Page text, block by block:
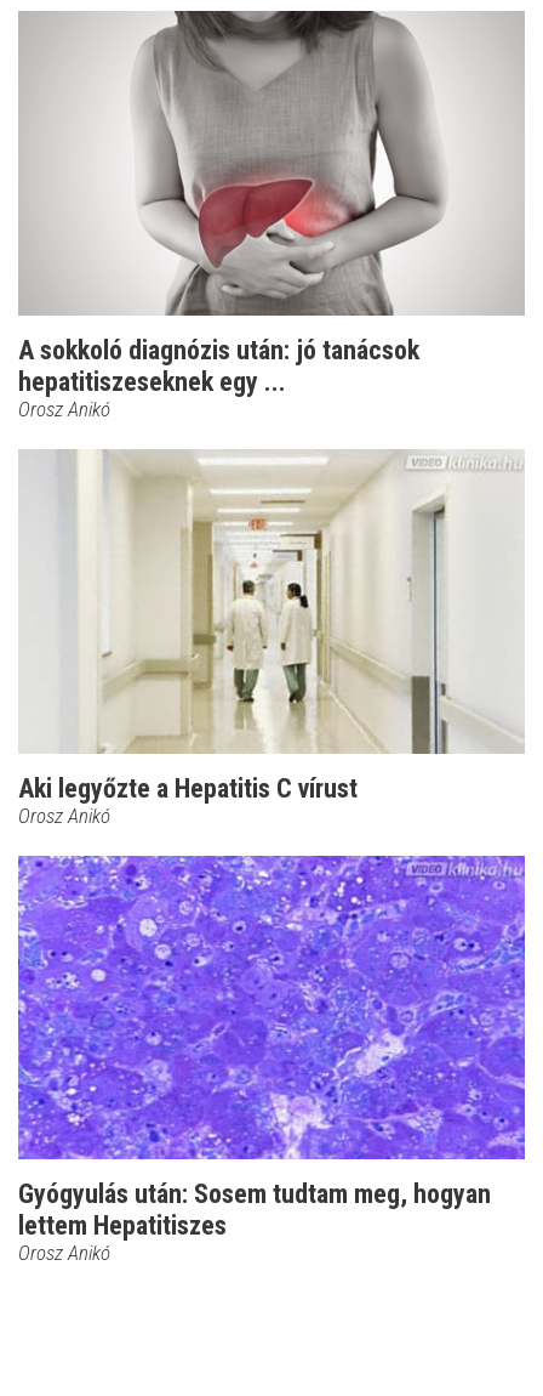
A sokkoló diagnózis után: jó tanácsok
hepatitiszeseknek egy ...
Orosz Anikó
Aki legyőzte a Hepatitis C vírust
Orosz Anikó
Gyógyulás után: Sosem tudtam meg, hogyan
lettem Hepatitiszes
Orosz Anikó